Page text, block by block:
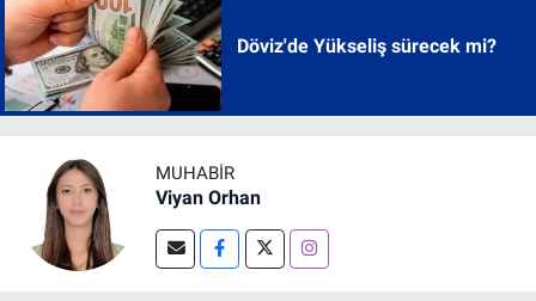
Döviz'de Yükseliş sürecek mi?
MUHABIR
Viyan Orhan